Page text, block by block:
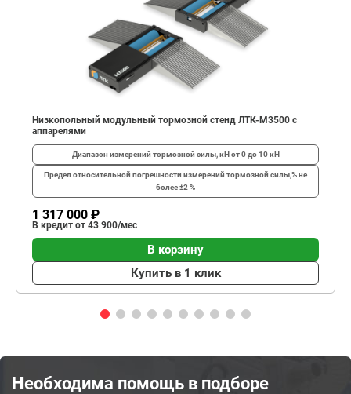
Низкопольный модульный тормозной стенд ЛТК-М3500 с
аппарелями
Диапазон измерений тормозной силы, кНот 0 до 10 кН
Предел относительной погрешности измерений тормозной силы,%не
более ±2 %
1 317 000 ₽
В кредит от 43 900/мес
В корзину
Купить в 1 клик
Необходима помощь в подборе